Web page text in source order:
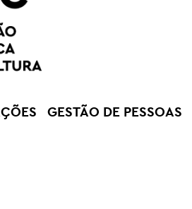
GESTÃO DE PESSOAS